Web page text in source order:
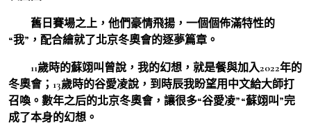
舊日賽場之上，他們豪情飛揚，一個個佈滿特性的
“我”，配合繪就了北京冬奧會的逐夢篇章。
11歲時的蘇翊叫曾說，我的幻想，就是餐與加入2022年的
冬奧會；13歲時的谷愛凌說，到時辰我盼望用中文給大師打
召喚。數年之后的北京冬奧會，讓很多“谷愛凌”“蘇翊叫”完
成了本身的幻想。